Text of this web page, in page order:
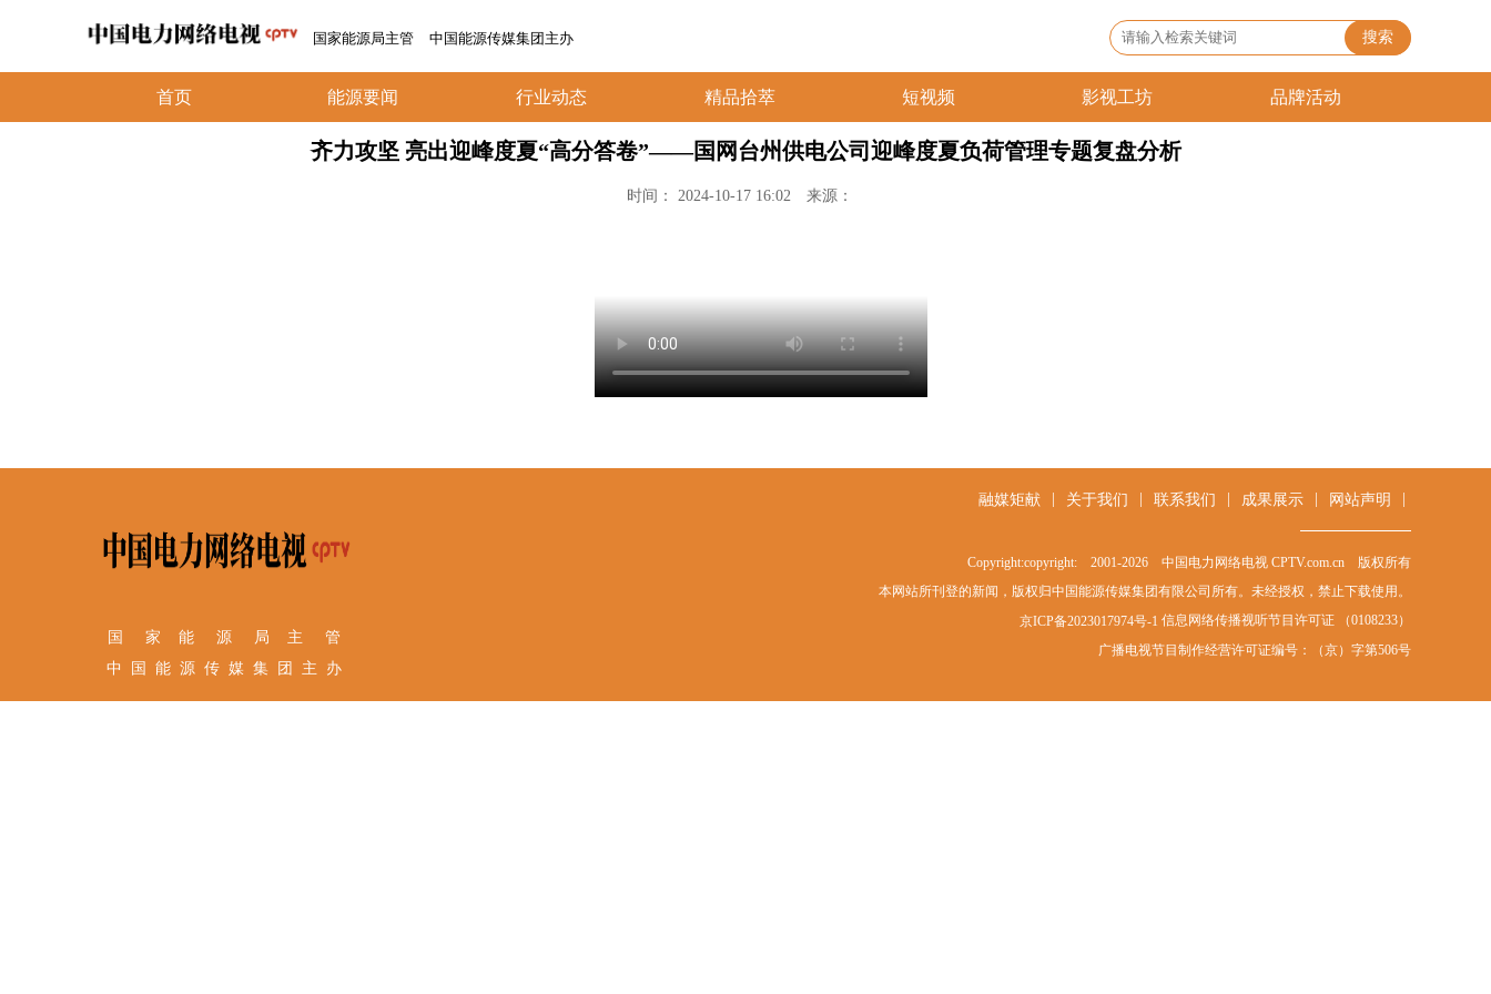
国家能源局主管 中国能源传媒集团主办 搜索
首页 能源要闻 行业动态 精品拾萃 短视频 影视工坊 品牌活动
齐力攻坚 亮出迎峰度夏“高分答卷”——国网台州供电公司迎峰度夏负荷管理专题复盘分析
时间： 2024-10-17 16:02 来源：
国 家 能 源 局 主 管
中 国 能 源 传 媒 集 团 主 办
网站声明
成果展示
联系我们
关于我们
融媒矩献
Copyright:copyright: 2001-2026 中国电力网络电视 CPTV.com.cn 版权所有
本网站所刊登的新闻，版权归中国能源传媒集团有限公司所有。未经授权，禁止下载使用。
京ICP备2023017974号-1 信息网络传播视听节目许可证 （0108233）
广播电视节目制作经营许可证编号：（京）字第506号